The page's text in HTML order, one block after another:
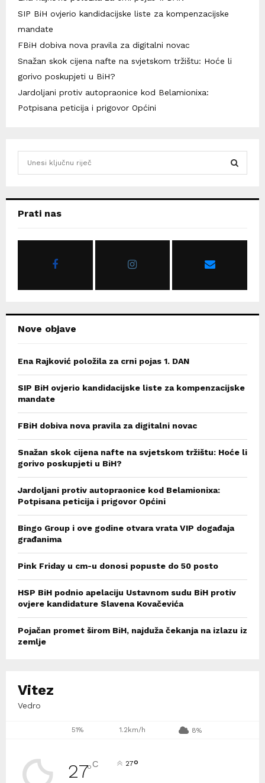
SIP BiH ovjerio kandidacijske liste za kompenzacijske
mandate
FBiH dobiva nova pravila za digitalni novac
Snažan skok cijena nafte na svjetskom tržištu: Hoće li
gorivo poskupjeti u BiH?
Jardoljani protiv autopraonice kod Belamionixa:
Potpisana peticija i prigovor Općini
hPrati nas
Nove objave
Ena Rajković položila za crni pojas 1. DAN
SIP BiH ovjerio kandidacijske liste za kompenzacijske
mandate
FBiH dobiva nova pravila za digitalni novac
Snažan skok cijena nafte na svjetskom tržištu: Hoće li
gorivo poskupjeti u BiH?
Jardoljani protiv autopraonice kod Belamionixa:
Potpisana peticija i prigovor Općini
Bingo Group i ove godine otvara vrata VIP događaja
građanima
Pink Friday u cm-u donosi popuste do 50 posto
HSP BiH podnio apelaciju Ustavnom sudu BiH protiv
ovjere kandidature Slavena Kovačevića
Pojačan promet širom BiH, najduža čekanja na izlazu iz
zemlje
Vitez
Vedro
51% 1.2km/h 8%
27°C 27°